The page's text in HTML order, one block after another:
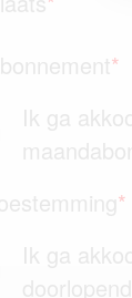
*
*